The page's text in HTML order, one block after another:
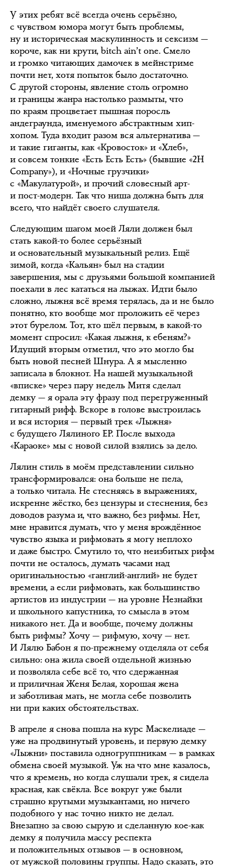
У этих ребят всё всегда очень серьёзно,
с чувством юмора могут быть проблемы,
ну и историческая маскулинность и сексизм —
короче, как ни крути, bitch ain’t one. Смело
и громко читающих дамочек в мейнстриме
почти нет, хотя попыток было достаточно.
С другой стороны, явление столь огромно
и границы жанра настолько размыты, что
по краям процветает пышная поросль
андеграунда, именуемого абстрактным хип-
хопом. Туда входит разом вся альтернатива —
и такие гиганты, как «Кровосток» и «Хлеб»,
и совсем тонкие «Есть Есть Есть» (бывшие «2H
Company»), и «Ночные грузчики»
с «Макулатурой», и прочий словесный арт-
и пост-модерн. Так что ниша должна быть для
всего, что найдёт своего слушателя.
Следующим шагом моей Ляли должен был
стать какой-то более серьёзный
и основательный музыкальный релиз. Ещё
зимой, когда «Кальян» был на стадии
завершения, мы с друзьями большой компанией
поехали в лес кататься на лыжах. Идти было
сложно, лыжня всё время терялась, да и не было
понятно, кто вообще мог проложить её через
этот бурелом. Тот, кто шёл первым, в какой-то
момент спросил: «Какая лыжня, к ебеням?»
Идущий вторым отметил, что это могло бы
быть новой песней Шнура. А я мысленно
записала в блокнот. На нашей музыкальной
«вписке» через пару недель Митя сделал
демку — я орала эту фразу под перегруженный
гитарный рифф. Вскоре в голове выстроилась
и вся история — первый трек «Лыжня»
с будущего Лялиного EP. После выхода
«Караоке» мы с новой силой взялись за дело.
Лялин стиль в моём представлении сильно
трансформировался: она больше не пела,
а только читала. Не стесняясь в выражениях,
искренне жёстко, без цензуры и стеснения, без
доводов разума и, что важно, без рифмы. Нет,
мне нравится думать, что у меня врождённое
чувство языка и рифмовать я могу неплохо
и даже быстро. Смутило то, что неизбитых рифм
почти не осталось, думать часами над
оригинальностью «ганглий-англий» не будет
времени, а если рифмовать, как большинство
артистов из индустрии — на уровне Незнайки
и школьного капустника, то смысла в этом
никакого нет. Да и вообще, почему должны
быть рифмы? Хочу — рифмую, хочу — нет.
И Лялю Бабон я по-прежнему отделяла от себя
сильно: она жила своей отдельной жизнью
и позволяла себе всё то, что сдержанная
и приличная Женя Белая, хорошая жена
и заботливая мать, не могла себе позволить
ни при каких обстоятельствах.
В апреле я снова пошла на курс Маскелиаде —
уже на продвинутый уровень, и первую демку
«Лыжни» поставила одногруппникам — в рамках
обмена своей музыкой. Уж на что мне казалось,
что я кремень, но когда слушали трек, я сидела
красная, как свёкла. Все вокруг уже были
страшно крутыми музыкантами, но ничего
подобного у нас точно никто не делал.
Внезапно за свою сырую и сделанную кое-как
демку я получила массу респекта
и положительных отзывов — в основном,
от мужской половины группы. Надо сказать, это